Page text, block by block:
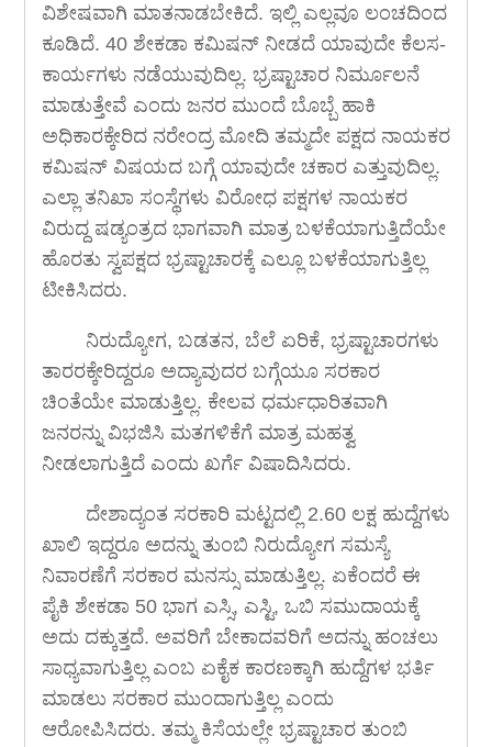
ವಿಶೇಷವಾಗಿ ಮಾತನಾಡಬೇಕಿದೆ. ಇಲ್ಲಿ ಎಲ್ಲವೂ ಲಂಚದಿಂದ
ಕೂಡಿದೆ. 40 ಶೇಕಡಾ ಕಮಿಷನ್ ನೀಡದೆ ಯಾವುದೇ ಕೆಲಸ-
ಕಾರ್ಯಗಳು ನಡೆಯುವುದಿಲ್ಲ. ಭ್ರಷ್ಟಾಚಾರ ನಿರ್ಮೂಲನೆ
ಮಾಡುತ್ತೇವೆ ಎಂದು ಜನರ ಮುಂದೆ ಬೊಬ್ಬೆ ಹಾಕಿ
ಅಧಿಕಾರಕ್ಕೇರಿದ ನರೇಂದ್ರ ಮೋದಿ ತಮ್ಮದೇ ಪಕ್ಷದ ನಾಯಕರ
ಕಮಿಷನ್ ವಿಷಯದ ಬಗ್ಗೆ ಯಾವುದೇ ಚಕಾರ ಎತ್ತುವುದಿಲ್ಲ.
ಎಲ್ಲಾ ತನಿಖಾ ಸಂಸ್ಥೆಗಳು ವಿರೋಧ ಪಕ್ಷಗಳ ನಾಯಕರ
ವಿರುದ್ದ ಷಡ್ಯಂತ್ರದ ಭಾಗವಾಗಿ ಮಾತ್ರ ಬಳಕೆಯಾಗುತ್ತಿದೆಯೇ
ಹೊರತು ಸ್ವಪಕ್ಷದ ಭ್ರಷ್ಟಾಚಾರಕ್ಕೆ ಎಲ್ಲೂ ಬಳಕೆಯಾಗುತ್ತಿಲ್ಲ
ಟೀಕಿಸಿದರು.
ನಿರುದ್ಯೋಗ, ಬಡತನ, ಬೆಲೆ ಏರಿಕೆ, ಭ್ರಷ್ಟಾಚಾರಗಳು
ತಾರರಕ್ಕೇರಿದ್ದರೂ ಅದ್ಯಾವುದರ ಬಗ್ಗೆಯೂ ಸರಕಾರ
ಚಿಂತೆಯೇ ಮಾಡುತ್ತಿಲ್ಲ. ಕೇಲವ ಧರ್ಮಧಾರಿತವಾಗಿ
ಜನರನ್ನು ವಿಭಜಿಸಿ ಮತಗಳಿಕೆಗೆ ಮಾತ್ರ ಮಹತ್ವ
ನೀಡಲಾಗುತ್ತಿದೆ ಎಂದು ಖರ್ಗೆ ವಿಷಾದಿಸಿದರು.
ದೇಶಾದ್ಯಂತ ಸರಕಾರಿ ಮಟ್ಟದಲ್ಲಿ 2.60 ಲಕ್ಷ ಹುದ್ದೆಗಳು
ಖಾಲಿ ಇದ್ದರೂ ಅದನ್ನು ತುಂಬಿ ನಿರುದ್ಯೋಗ ಸಮಸ್ಯೆ
ನಿವಾರಣೆಗೆ ಸರಕಾರ ಮನಸ್ಸು ಮಾಡುತ್ತಿಲ್ಲ. ಏಕೆಂದರೆ ಈ
ಪೈಕಿ ಶೇಕಡಾ 50 ಭಾಗ ಎಸ್ಸಿ, ಎಸ್ಟಿ, ಒಬಿ ಸಮುದಾಯಕ್ಕೆ
ಅದು ದಕ್ಕುತ್ತದೆ. ಅವರಿಗೆ ಬೇಕಾದವರಿಗೆ ಅದನ್ನು ಹಂಚಲು
ಸಾಧ್ಯವಾಗುತ್ತಿಲ್ಲ ಎಂಬ ಏಕೈಕ ಕಾರಣಕ್ಕಾಗಿ ಹುದ್ದೆಗಳ ಭರ್ತಿ
ಮಾಡಲು ಸರಕಾರ ಮುಂದಾಗುತ್ತಿಲ್ಲ ಎಂದು
ಆರೋಪಿಸಿದರು. ತಮ್ಮ ಕಿಸೆಯಲ್ಲೇ ಭ್ರಷ್ಟಾಚಾರ ತುಂಬಿ